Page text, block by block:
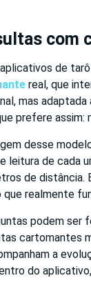
com
de
real, que
mas
prefere assim:
desse
leitura de cada
de distância.
que realmente
podem ser
cartomantes
a
do